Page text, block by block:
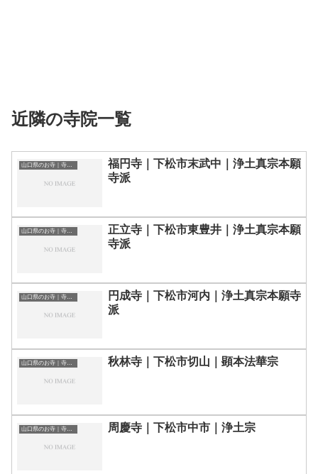
近隣の寺院一覧
山口県のお寺｜寺院一覧
福円寺｜下松市末武中｜浄土真宗本願
寺派
山口県のお寺｜寺院一覧
正立寺｜下松市東豊井｜浄土真宗本願
寺派
山口県のお寺｜寺院一覧
円成寺｜下松市河内｜浄土真宗本願寺
派
山口県のお寺｜寺院一覧 秋林寺｜下松市切山｜顕本法華宗
山口県のお寺｜寺院一覧 周慶寺｜下松市中市｜浄土宗